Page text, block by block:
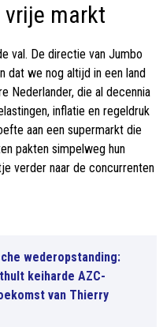
vrije markt
val. De directie van Jumbo
dat we nog altijd in een land
Nederlander, die al decennia
inflatie en regeldruk
aan een supermarkt die
pakten simpelweg hun
verder naar de concurrenten
wederopstanding:
keiharde AZC-
van Thierry